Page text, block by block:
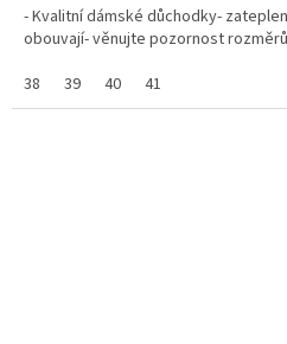
- Kvalitní dámské důchodky-
obouvají- věnujte pozornost
38
39 40 41